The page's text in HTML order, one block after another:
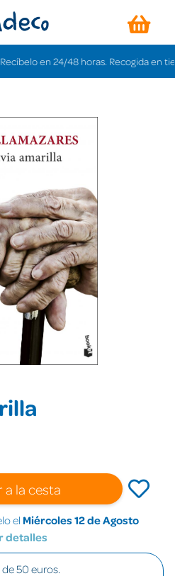
en 24/48 horas. Recogida en
a la cesta
el Miércoles 12 de Agosto
detalles
50 euros.